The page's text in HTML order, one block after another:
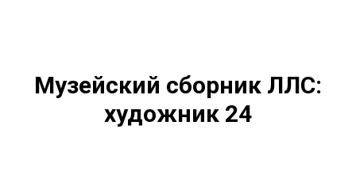
Музейский сборник ЛЛС:
художник 24